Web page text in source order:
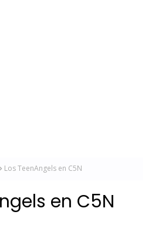
Los TeenAngels en C5N
en C5N